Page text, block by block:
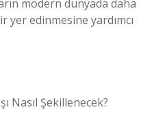
modern dünyada daha
edinmesine yardımcı
Nasıl Şekillenecek?